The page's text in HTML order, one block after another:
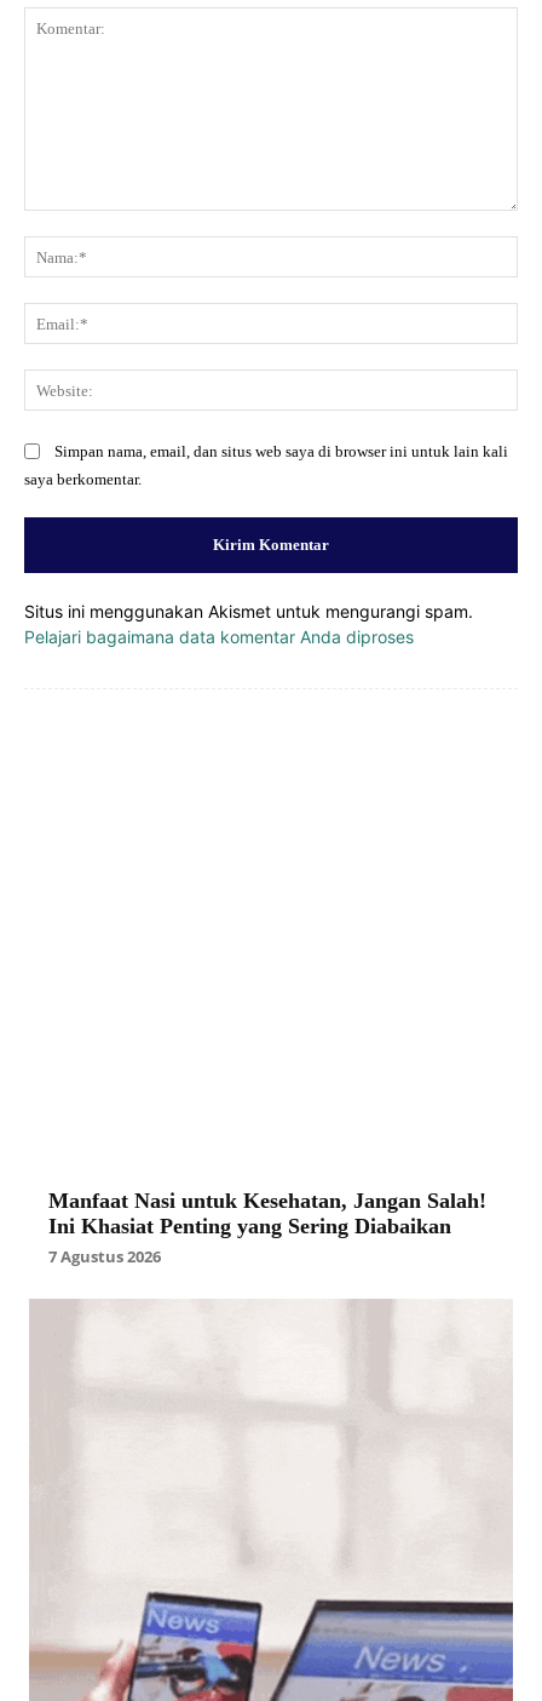
Simpan nama, email, dan situs web saya di browser ini untuk lain kali
saya berkomentar.
Situs ini menggunakan Akismet untuk mengurangi spam.
Pelajari bagaimana data komentar Anda diproses
Manfaat Nasi untuk Kesehatan, Jangan Salah!
Ini Khasiat Penting yang Sering Diabaikan
7 Agustus 2026